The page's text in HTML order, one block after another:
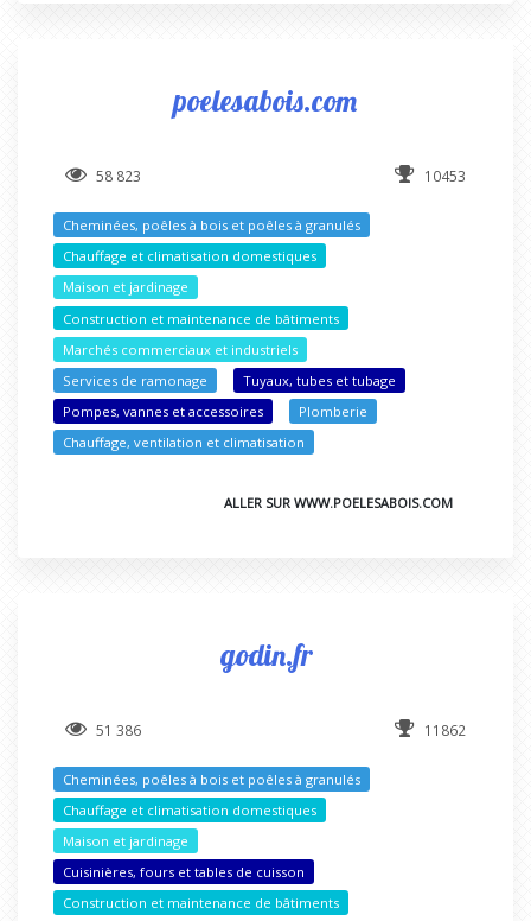
poelesabois.com
58 823 10453
Cheminées, poêles à bois et poêles à granulés
Chauffage et climatisation domestiques
Maison et jardinage
Construction et maintenance de bâtiments
Marchés commerciaux et industriels
Services de ramonage
Tuyaux, tubes et tubage
Pompes, vannes et accessoires
Plomberie
Chauffage, ventilation et climatisation
ALLER SUR WWW.POELESABOIS.COM
godin.fr
51 386 11862
Cheminées, poêles à bois et poêles à granulés
Chauffage et climatisation domestiques
Maison et jardinage
Cuisinières, fours et tables de cuisson
Construction et maintenance de bâtiments